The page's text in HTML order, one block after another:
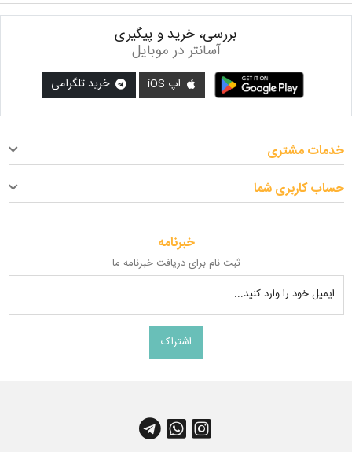
بررسی، خرید و پیگیری
آسانتر در موبایل
اپ iOS خرید تلگرامی
خبرنامه
ثبت نام برای دریافت خبرنامه ما
ایمیل خود را وارد کنید...
اشتراک
خدمات مشتری
حساب کاربری شما
کانال آپارات
چت واتس اپ
کانال تلگرام